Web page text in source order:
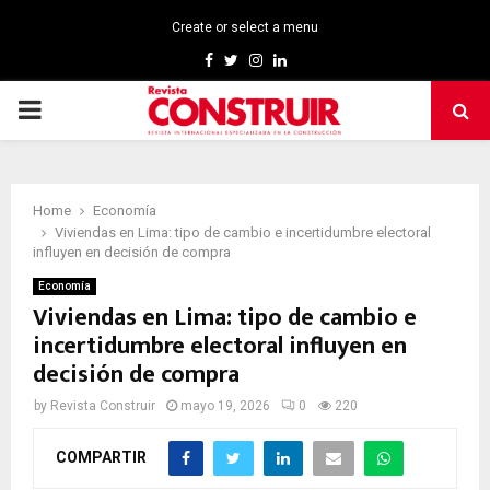
Create or select a menu
Facebook
TwitterInstagram
Linkedin
PRIMARY
Home
Economía
Viviendas en Lima: tipo de cambio e incertidumbre electoral
influyen en decisión de compra
Economía
Viviendas en Lima: tipo de cambio e
incertidumbre electoral influyen en
decisión de compra
by Revista Construir mayo 19, 2026 0 220
COMPARTIR